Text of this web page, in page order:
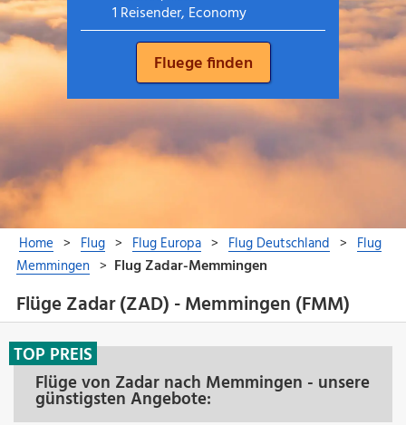
Flüge Zadar (ZAD) - Memmingen (FMM)
Flüge von Zadar nach Memmingen - unsere
günstigsten Angebote:
TOP PREIS